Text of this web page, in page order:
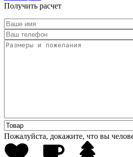
Получить расчет
Пожалуйста, докажите, что вы